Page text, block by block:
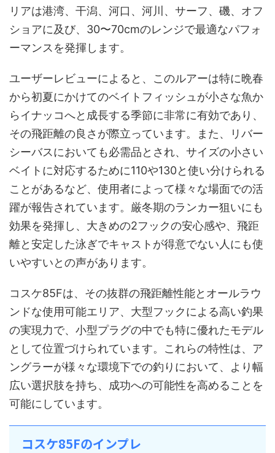
リアは港湾、干潟、河口、河川、サーフ、磯、オフ
ショアに及び、30〜70cmのレンジで最適なパフォ
ーマンスを発揮します。
ユーザーレビューによると、このルアーは特に晩春
から初夏にかけてのベイトフィッシュが小さな魚か
らイナッコへと成長する季節に非常に有効であり、
その飛距離の良さが際立っています。また、リバー
シーバスにおいても必需品とされ、サイズの小さい
ベイトに対応するために110や130と使い分けられる
ことがあるなど、使用者によって様々な場面での活
躍が報告されています。厳冬期のランカー狙いにも
効果を発揮し、大きめの2フックの安心感や、飛距
離と安定した泳ぎでキャストが得意でない人にも使
いやすいとの声があります。
コスケ85Fは、その抜群の飛距離性能とオールラウ
ンドな使用可能エリア、大型フックによる高い釣果
の実現力で、小型プラグの中でも特に優れたモデル
として位置づけられています。これらの特性は、ア
ングラーが様々な環境下での釣りにおいて、より幅
広い選択肢を持ち、成功への可能性を高めることを
可能にしています。
コスケ85Fのインプレ